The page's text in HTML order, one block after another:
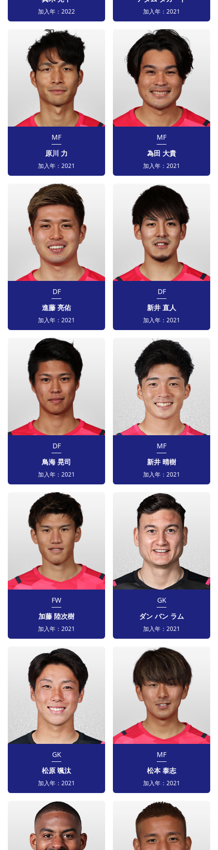
加入年： 2022 加入年： 2021
MF
原川 力
加入年： 2021
MF
為田 大貴
加入年： 2021
DF
進藤 亮佑
加入年： 2021
DF
新井 直人
加入年： 2021
DF
鳥海 晃司
加入年： 2021
MF
新井 晴樹
加入年： 2021
FW
加藤 陸次樹
加入年： 2021
GK
ダン バン ラム
加入年： 2021
GK
松原 颯汰
加入年： 2021
MF
松本 泰志
加入年： 2021